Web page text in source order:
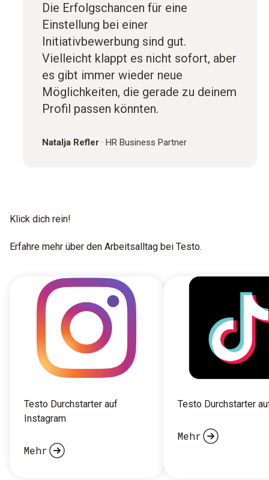
Die Erfolgschancen für eine
Einstellung bei einer
Initiativbewerbung sind gut.
Vielleicht klappt es nicht sofort, aber
es gibt immer wieder neue
Möglichkeiten, die gerade zu deinem
Profil passen könnten.
Natalja Refler · HR Business Partner
Klick dich rein!
Erfahre mehr über den Arbeitsalltag bei Testo.
Testo Durchstarter auf
Instagram
Mehr
Testo Durchstarter
Mehr